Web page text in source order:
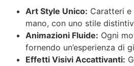
Art Style Unico: Caratteri e
mano, con uno stile
Animazioni Fluide: Ogni
fornendo un’esperienza di
Effetti Visivi Accattivanti: